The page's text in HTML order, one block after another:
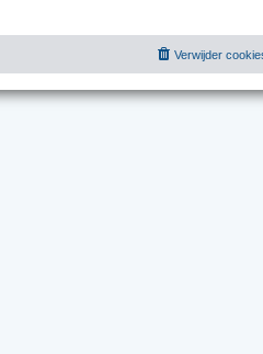
Verwijder